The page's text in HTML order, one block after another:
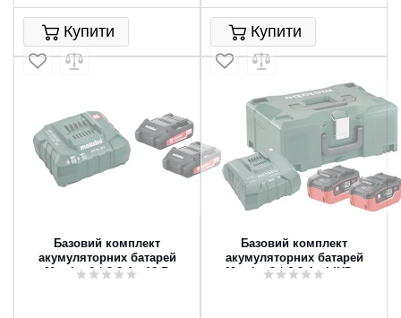
Купити Купити
Базовий комплект
акумуляторних батарей
Metabo 2 * 3.0 Ач 18 В
Базовий комплект
акумуляторних батарей
Metabo 2 * 6.2 Ач LiHD +